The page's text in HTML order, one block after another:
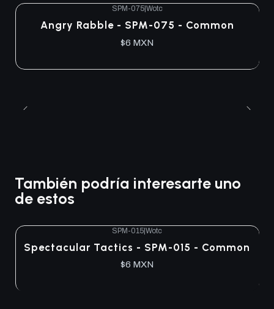
SPM-075| Wotc
Angry Rabble - SPM-075 - Common
$6 MXN
También podría interesarte uno
de estos
SPM-015|Wotc
Spectacular Tactics - SPM-015 - Common
$6 MXN